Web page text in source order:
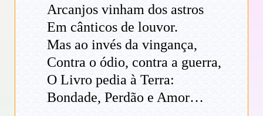
Arcanjos vinham dos astros
Em cânticos de louvor.
Mas ao invés da vingança,
Contra o ódio, contra a guerra,
O Livro pedia à Terra:
Bondade, Perdão e Amor…